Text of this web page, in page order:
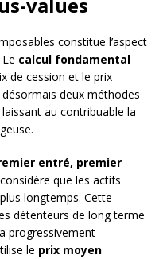
values
constitue l’aspect
calcul fondamental
de cession et le prix
deux méthodes
au contribuable la
entré, premier
que les actifs
longtemps. Cette
détenteurs de long terme
progressivement
le prix moyen